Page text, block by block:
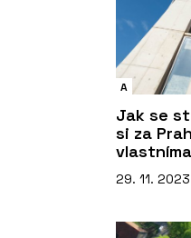
A
Jak se
si za
29. 11.